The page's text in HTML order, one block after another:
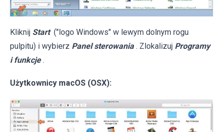
Kliknij Start ("logo Windows" w lewym dolnym rogu
pulpitu) i wybierz Panel sterowania . Zlokalizuj Programy
i funkcje .
Użytkownicy macOS (OSX):